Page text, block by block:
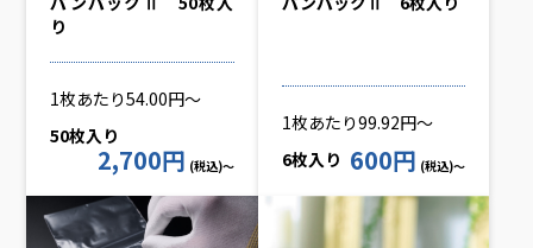
り
1枚あたり54.00円～
50枚入り
2,700円 (税込)～
1枚あたり99.92円～
6枚入り 600円 (税込)～